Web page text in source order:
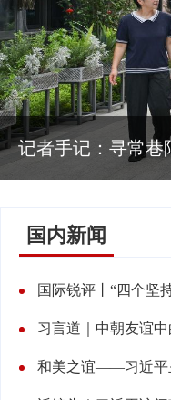
新闻多一点｜抓好
国内新闻
国际锐评丨“四个坚
习言道｜中朝友谊
和美之谊——习近平